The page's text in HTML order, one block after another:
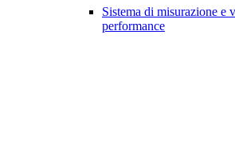
Sistema di misurazione e
performance